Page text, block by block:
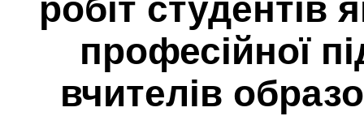
робіт студентів
професійної
вчителів